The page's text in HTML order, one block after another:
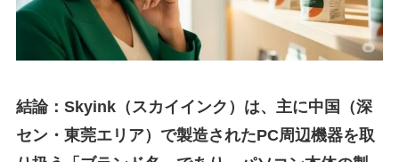
結論：Skyink（スカイインク）は、主に中国（深
セン・東莞エリア）で製造されたPC周辺機器を取